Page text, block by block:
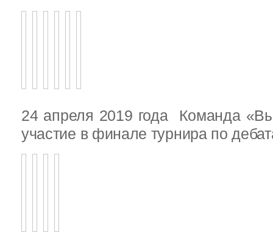
24 апреля 2019 года Команда
участие в финале турнира по